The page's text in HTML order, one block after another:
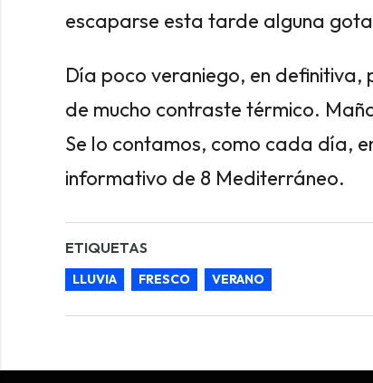
escaparse esta tarde alguna
Día poco veraniego, en definitiva,
de mucho contraste térmico.
Se lo contamos, como cada día,
informativo de 8 Mediterráneo.
ETIQUETAS
LLUVIA FRESCO VERANO